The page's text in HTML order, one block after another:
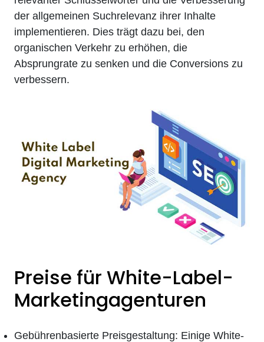
der allgemeinen Suchrelevanz ihrer Inhalte
implementieren. Dies trägt dazu bei, den
organischen Verkehr zu erhöhen, die
Absprungrate zu senken und die Conversions zu
verbessern.
Preise für White-Label-
Marketingagenturen
Gebührenbasierte Preisgestaltung: Einige White-